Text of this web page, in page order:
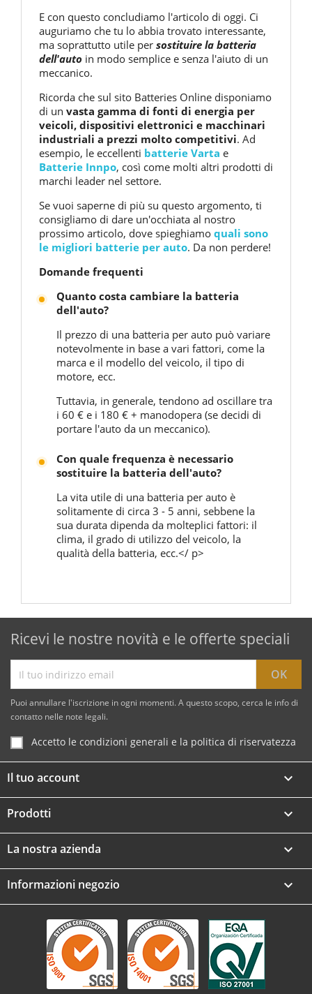
E con questo concludiamo l'articolo di oggi. Ci
auguriamo che tu lo abbia trovato interessante,
ma soprattutto utile per sostituire la batteria
dell'auto in modo semplice e senza l'aiuto di un
meccanico.
Ricorda che sul sito Batteries Online disponiamo
di un vasta gamma di fonti di energia per
veicoli, dispositivi elettronici e macchinari
industriali a prezzi molto competitivi. Ad
esempio, le eccellenti batterie Varta e
Batterie Innpo, così come molti altri prodotti di
marchi leader nel settore.
Se vuoi saperne di più su questo argomento, ti
consigliamo di dare un'occhiata al nostro
prossimo articolo, dove spieghiamo quali sono
le migliori batterie per auto. Da non perdere!
Domande frequenti
Quanto costa cambiare la batteria
dell'auto?
Il prezzo di una batteria per auto può variare
notevolmente in base a vari fattori, come la
marca e il modello del veicolo, il tipo di
motore, ecc.
Tuttavia, in generale, tendono ad oscillare tra
i 60 € e i 180 € + manodopera (se decidi di
portare l'auto da un meccanico).
Con quale frequenza è necessario
sostituire la batteria dell'auto?
La vita utile di una batteria per auto è
solitamente di circa 3 - 5 anni, sebbene la
sua durata dipenda da molteplici fattori: il
clima, il grado di utilizzo del veicolo, la
qualità della batteria, ecc.</ p>
Ricevi le nostre novità e le offerte speciali
Puoi annullare l'iscrizione in ogni momenti. A questo scopo, cerca le info di
contatto nelle note legali.
Accetto le condizioni generali e la politica di riservatezza
Il tuo account 
Prodotti 
La nostra azienda 
Informazioni negozio keyboard_arrow_down